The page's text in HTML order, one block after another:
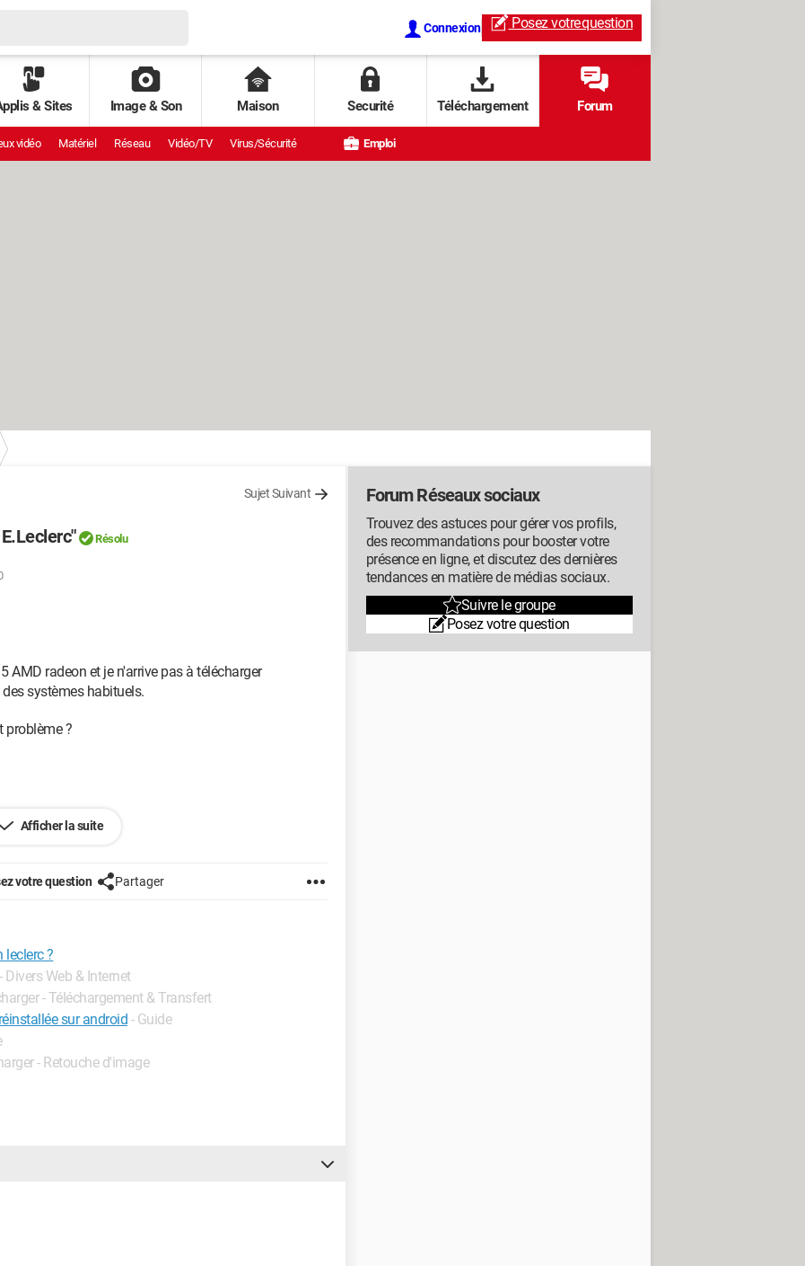
Connexion Posez votrequestion
& Sites Image & Son Maison Securité Téléchargement Forum
vidéo Matériel Réseau Vidéo/TV Virus/Sécurité Emploi
Sujet Suivant
Résolu
AMD radeon et je n'arrive pas à télécharger
systèmes habituels.
problème ?
Afficher la suite
votre question Partager
leclerc ?
Divers Web & Internet
- Téléchargement & Transfert
sur android - Guide
- Retouche d'image
Forum Réseaux sociaux
Trouvez des astuces pour gérer vos profils,
des recommandations pour booster votre
présence en ligne, et discutez des dernières
tendances en matière de médias sociaux.
Suivre le groupe
Posez votre question